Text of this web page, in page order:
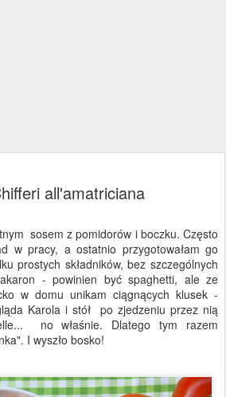
all'amatriciana
sosem z pomidorów i boczku. Często
w pracy, a ostatnio przygotowałam go
prostych składników, bez szczególnych
- powinien być spaghetti, ale ze
w domu unikam ciągnących klusek -
Karola i stół po zjedzeniu przez nią
no właśnie. Dlatego tym razem
I wyszło bosko!